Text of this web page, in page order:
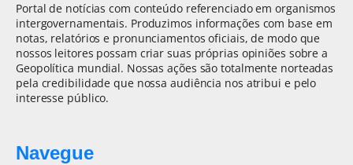
Portal de notícias com conteúdo referenciado em organismos
intergovernamentais. Produzimos informações com base em
notas, relatórios e pronunciamentos oficiais, de modo que
nossos leitores possam criar suas próprias opiniões sobre a
Geopolítica mundial. Nossas ações são totalmente norteadas
pela credibilidade que nossa audiência nos atribui e pelo
interesse público.
Navegue